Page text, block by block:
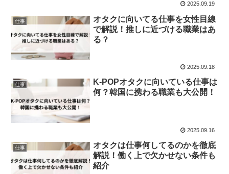
2025.09.19
仕事
オタクに向いてる仕事を女性目線
で解説！推しに近づける職業はあ
る？
2025.09.18
仕事
K-POPオタクに向いている仕事は
何？韓国に携わる職業も大公開！
2025.09.16
仕事
オタクは仕事何してるのかを徹底
解説！働く上で欠かせない条件も
紹介